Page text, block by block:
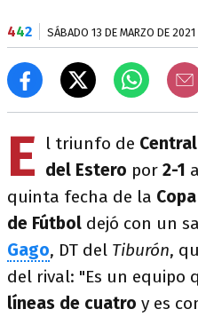
442 SÁBADO 13 DE MARZO DE 2021
E l triunfo de
del Estero por 2-1
quinta fecha de la
de Fútbol dejó con un
Gago, DT del Tiburón,
del rival: "Es un equipo
líneas de cuatro y es